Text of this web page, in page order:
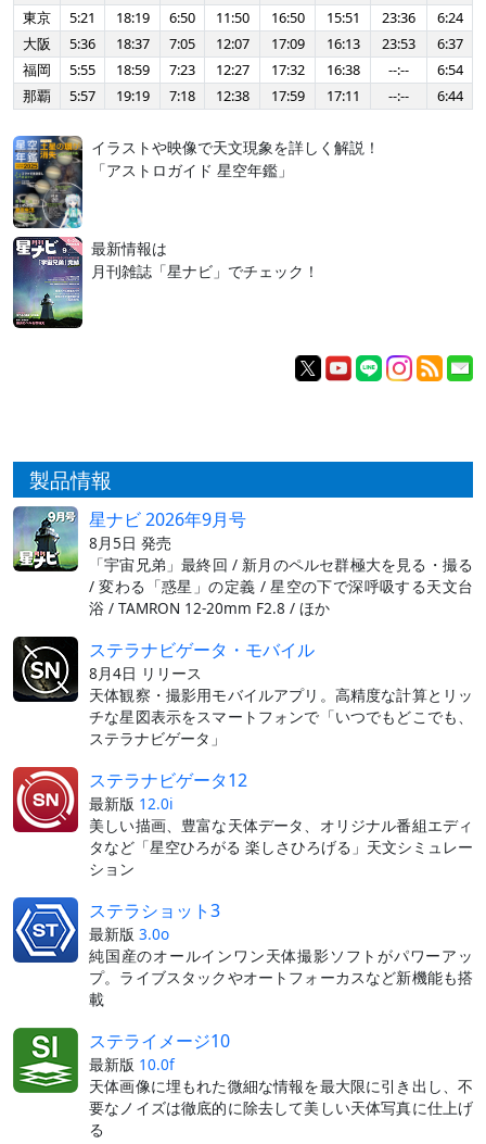
東京
5:21 18:19 6:50 11:50 16:50 15:51 23:36
6:24
大阪
5:36 18:37 7:05 12:07 17:09 16:13 23:53
6:37
福岡
5:55 18:59 7:23 12:27 17:32 16:38 --:--
6:54
那覇
5:57 19:19 7:18 12:38 17:59 17:11 --:-- 6:44
イラストや映像で天文現象を詳しく解説！
「アストロガイド 星空年鑑」
最新情報は
月刊雑誌「星ナビ」でチェック！
製品情報
星ナビ 2026年9月号
8月5日 発売
「宇宙兄弟」最終回 / 新月のペルセ群極大を見る・撮る
/ 変わる「惑星」の定義 / 星空の下で深呼吸する天文台
浴 / TAMRON 12-20mm F2.8 / ほか
ステラナビゲータ・モバイル
8月4日 リリース
天体観察・撮影用モバイルアプリ。高精度な計算とリッ
チな星図表示をスマートフォンで「いつでもどこでも、
ステラナビゲータ」
ステラナビゲータ12
最新版 12.0i
美しい描画、豊富な天体データ、オリジナル番組エディ
タなど「星空ひろがる 楽しさひろげる」天文シミュレー
ション
ステラショット3
最新版 3.0o
純国産のオールインワン天体撮影ソフトがパワーアッ
プ。ライブスタックやオートフォーカスなど新機能も搭
載
ステライメージ10
最新版 10.0f
天体画像に埋もれた微細な情報を最大限に引き出し、不
要なノイズは徹底的に除去して美しい天体写真に仕上げ
る